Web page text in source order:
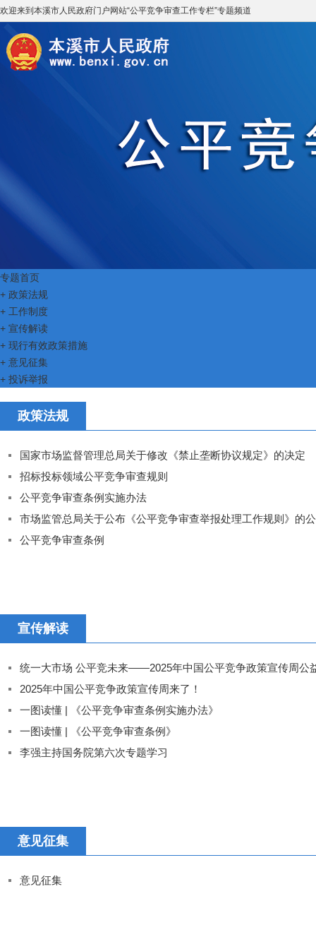
欢迎来到 本溪市人民政府门户网站“公平竞争审查工作专栏”专题频道
专题首页
+ 政策法规
+ 工作制度
+ 宣传解读
+ 现行有效政策措施
+ 意见征集
+ 投诉举报
政策法规
国家市场监督管理总局关于修改《禁止垄断协议规定》的决定
招标投标领域公平竞争审查规则
公平竞争审查条例实施办法
市场监管总局关于公布《公平竞争审查举报处理工作规则》的
公平竞争审查条例
宣传解读
统一大市场 公平竞未来——2025年中国公平竞争政策宣传周公
2025年中国公平竞争政策宣传周来了！
一图读懂 | 《公平竞争审查条例实施办法》
一图读懂 | 《公平竞争审查条例》
李强主持国务院第六次专题学习
意见征集
意见征集